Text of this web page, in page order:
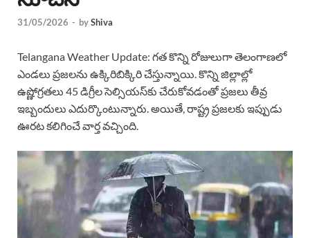
31/05/2026 - byShiva
Telangana Weather Update: గత కొన్ని రోజులుగా తెలంగాణలో
ఎండలు ప్రజలను ఉక్కిరిబిక్కిరి చేస్తున్నాయి. కొన్ని జిల్లాల్లో
ఉష్ణోగ్రతలు 45 డిగ్రీల సెల్సియస్‌కు చేరుకోవడంతో ప్రజలు తీవ్ర
ఇబ్బందులు ఎదుర్కొంటున్నారు. అయితే, రాష్ట్ర ప్రజలకు ఇప్పుడు
ఊరట కలిగించే వార్త వచ్చింది.